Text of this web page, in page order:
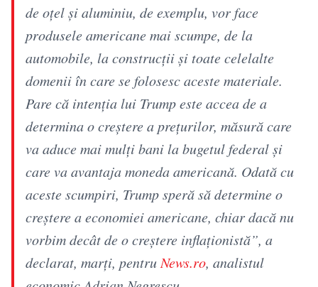
de oţel şi aluminiu, de exemplu, vor face
produsele americane mai scumpe, de la
automobile, la construcţii şi toate celelalte
domenii în care se folosesc aceste materiale.
Pare că intenţia lui Trump este accea de a
determina o creştere a preţurilor, măsură care
va aduce mai mulţi bani la bugetul federal şi
care va avantaja moneda americană. Odată cu
aceste scumpiri, Trump speră să determine o
creştere a economiei americane, chiar dacă nu
vorbim decât de o creştere inflaţionistă”, a
declarat, marţi, pentruNews.ro, analistul